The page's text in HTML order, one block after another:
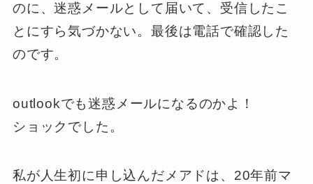
のに、迷惑メールとして届いて、受信したこ
とにすら気づかない。最後は電話で確認した
のです。
outlookでも迷惑メールになるのかよ！
ショックでした。
私が人生初に申し込んだメアドは、20年前マ